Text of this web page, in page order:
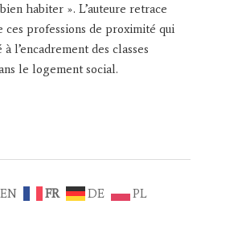
habiter ». L’auteure retrace
ces professions de proximité qui
l’encadrement des classes
le logement social.
EN FR DE PL